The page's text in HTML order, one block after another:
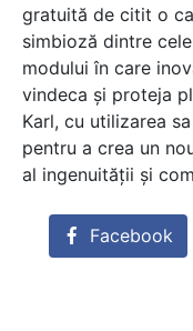
gratuită de citit o
simbioză dintre
modului în care
vindeca și proteja
Karl, cu utilizarea
pentru a crea un
al ingenuității și
Facebook